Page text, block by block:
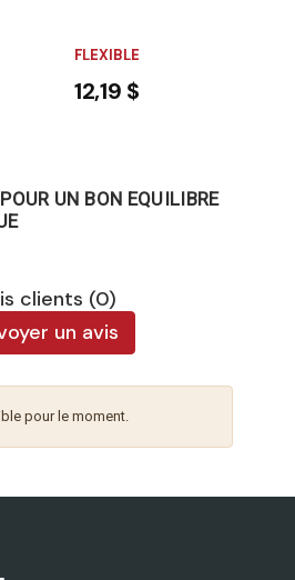
FLEXIBLE
12,19 $
UN BON EQUILIBRE
clients (0)
un avis
pour le moment.